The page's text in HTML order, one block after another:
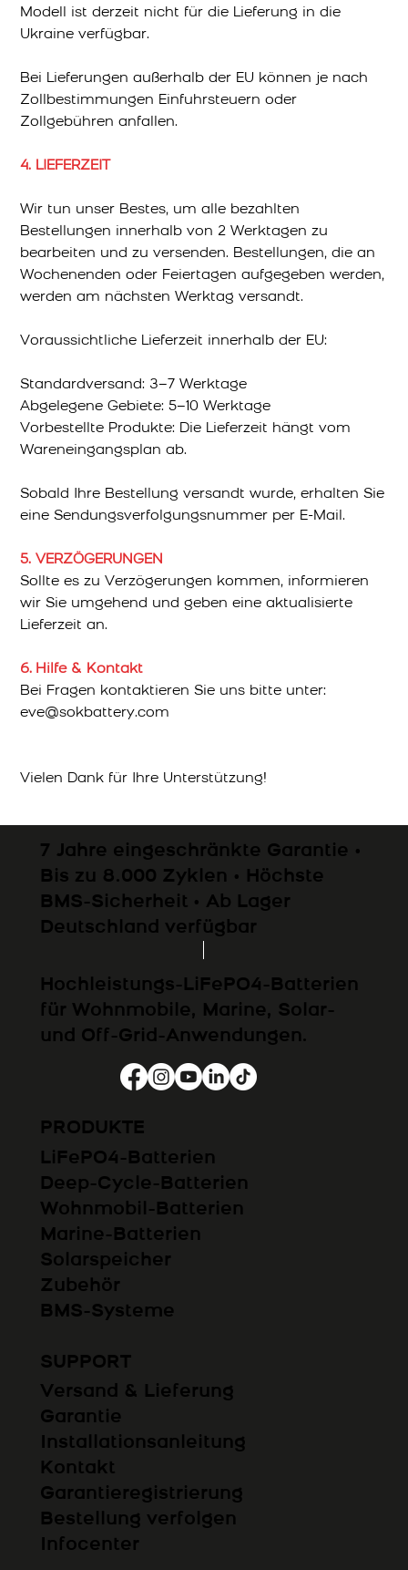
Modell ist derzeit nicht für die Lieferung in die
Ukraine verfügbar.
Bei Lieferungen außerhalb der EU können je nach
Zollbestimmungen Einfuhrsteuern oder
Zollgebühren anfallen.
4. LIEFERZEIT
Wir tun unser Bestes, um alle bezahlten
Bestellungen innerhalb von 2 Werktagen zu
bearbeiten und zu versenden. Bestellungen, die an
Wochenenden oder Feiertagen aufgegeben werden,
werden am nächsten Werktag versandt.
Voraussichtliche Lieferzeit innerhalb der EU:
Standardversand: 3–7 Werktage
Abgelegene Gebiete: 5–10 Werktage
Vorbestellte Produkte: Die Lieferzeit hängt vom
Wareneingangsplan ab.
Sobald Ihre Bestellung versandt wurde, erhalten Sie
eine Sendungsverfolgungsnummer per E-Mail.
5. VERZÖGERUNGEN
Sollte es zu Verzögerungen kommen, informieren
wir Sie umgehend und geben eine aktualisierte
Lieferzeit an.
6. Hilfe & Kontakt
Bei Fragen kontaktieren Sie uns bitte unter:
eve@sokbattery.com
Vielen Dank für Ihre Unterstützung!
PRODUKTE
LiFePO4-Batterien
Deep-Cycle-Batterien
Wohnmobil-Batterien
Marine-Batterien
Solarspeicher
Zubehör
BMS-Systeme
SUPPORT
Versand & Lieferung
Garantie
Installationsanleitung
Kontakt
Garantieregistrierung
Bestellung verfolgen
Infocenter
Hochleistungs-LiFePO4-Batterien
für Wohnmobile, Marine, Solar-
und Off-Grid-Anwendungen.
7 Jahre eingeschränkte Garantie •
Bis zu 8.000 Zyklen • Höchste
BMS-Sicherheit • Ab Lager
Deutschland verfügbar